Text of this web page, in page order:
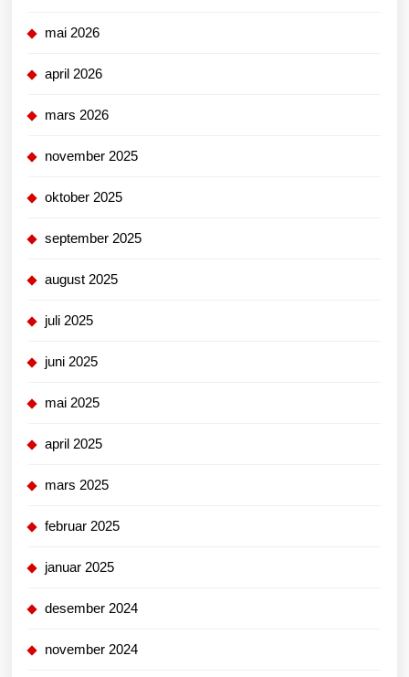
mai 2026
april 2026
mars 2026
november 2025
oktober 2025
september 2025
august 2025
juli 2025
juni 2025
mai 2025
april 2025
mars 2025
februar 2025
januar 2025
desember 2024
november 2024